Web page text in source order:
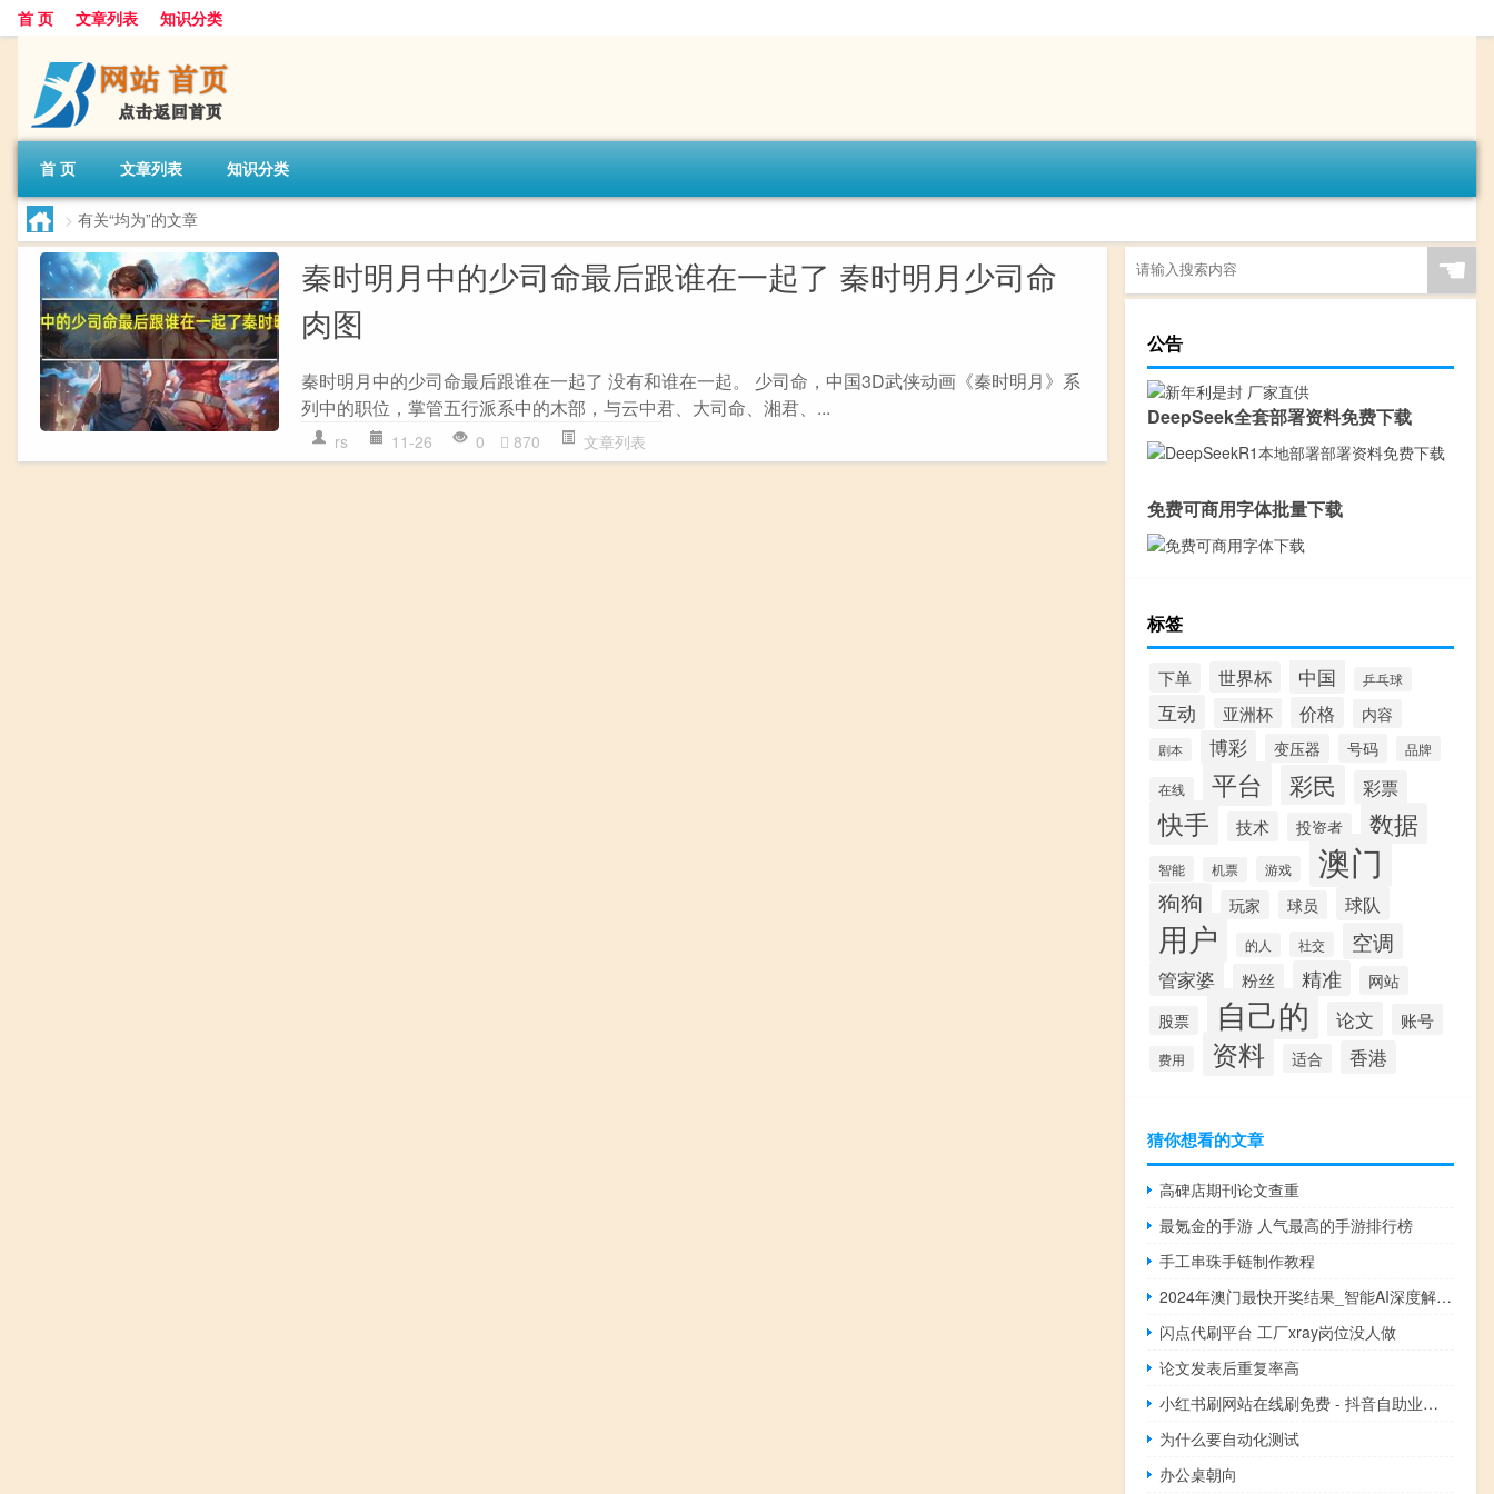
首 页 文章列表 知识分类
首 页 文章列表 知识分类
> 有关“均为”的文章
秦时明月中的少司命最后跟谁在一起了 秦时明月少司命
肉图
秦时明月中的少司命最后跟谁在一起了 没有和谁在一起。 少司命，中国3D武侠动画《秦时明月》系
列中的职位，掌管五行派系中的木部，与云中君、大司命、湘君、...
rs 11-26 0 870 文章列表
☚
公告
DeepSeek全套部署资料免费下载
免费可商用字体批量下载
标签
下单 世界杯 中国 乒乓球
互动 亚洲杯 价格 内容
剧本 博彩 变压器 号码 品牌
在线 平台 彩民 彩票
快手 技术 投资者 数据
智能 机票 游戏 澳门
狗狗 玩家 球员 球队
用户 的人 社交 空调
管家婆 粉丝 精准
网站
股票
自己的 论文 账号
费用 资料 适合 香港
猜你想看的文章
高碑店期刊论文查重
最氪金的手游 人气最高的手游排行榜
手工串珠手链制作教程
2024年澳门最快开奖结果_智能AI深度解析_iPhone版v11.64.838
闪点代刷平台 工厂xray岗位没人做
论文发表后重复率高
小红书刷网站在线刷免费 - 抖音自助业务下单平台官网,扣扣资料点赞怎么购买
为什么要自动化测试
办公桌朝向